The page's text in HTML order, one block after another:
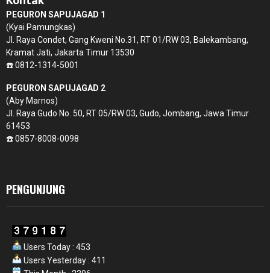
PEGURON SAPUJAGAD 1
(Kyai Pamungkas)
Jl. Raya Condet, Gang Kweni No.31, RT 01/RW 03, Balekambang,
Kramat Jati, Jakarta Timur 13530
☎️ 0812-1314-5001
PEGURON SAPUJAGAD 2
(Aby Marnos)
Jl. Raya Gudo No. 50, RT 05/RW 03, Gudo, Jombang, Jawa Timur
61453
☎️ 0857-8008-0098
PENGUNJUNG
Users Today : 453
Users Yesterday : 411